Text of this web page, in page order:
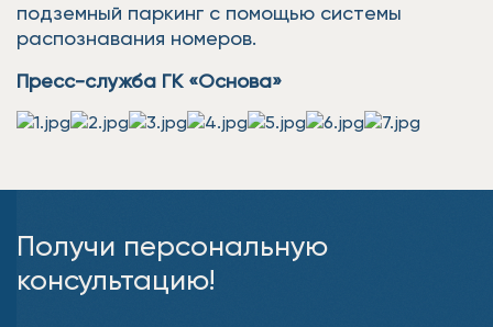
подземный паркинг с помощью системы
распознавания номеров.
Пресс-служба ГК «Основа»
Получи персональную
консультацию!